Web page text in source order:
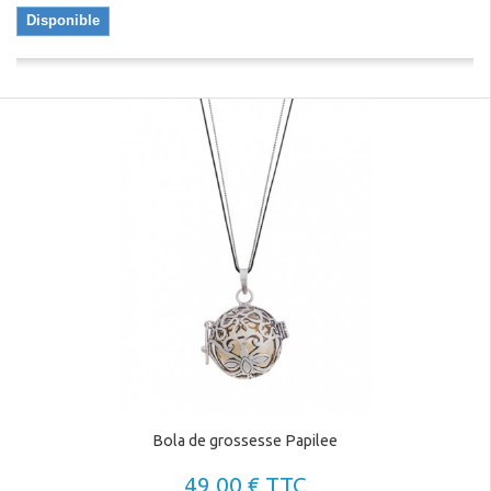
Gel rafraîchissant glycériné
et offrir une sensation de légèreté.
Lunacopine transparente: une solution hygiénique et
économique pour les jeunes mamans.
Pourquoi choisir nos produits
pour maman ?
Adaptés aux besoins des femmes
quotidien des mamans.
Esthétique et fonctionnalité
: des articles élégants et efficaces,
parfaits pour accompagner la maternité.
Disponible
Bola de grossesse Papilee
49,00 € TTC